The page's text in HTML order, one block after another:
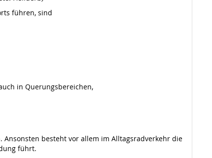
führen, sind
in Querungsbereichen,
Ansonsten besteht vor allem im Alltagsradverkehr die
führt.